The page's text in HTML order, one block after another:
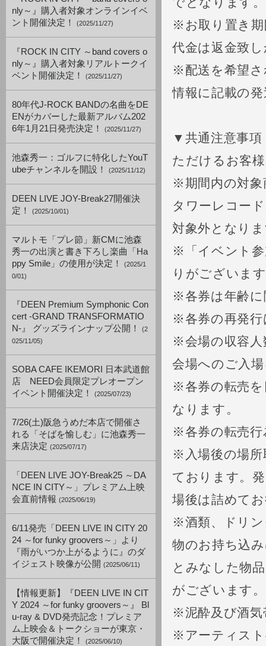
nly～』購入者対象オンラインイベ
ント開催決定！
(2025/11/27)
『ROCK IN CITY ～band covers o
nly～』購入者対象リアルトークイ
ベント開催決定！
(2025/11/27)
80年代J-ROCK BANDの名曲をDE
ENがカバーした最新アルバム202
6年1月21日発売決定！
(2025/11/27)
池森秀一：ゴルフに特化したYouT
ubeチャンネルを開設！
(2025/11/12)
DEEN LIVE JOY-Break27開催決
定！
(2025/10/01)
マルトモ「プレ節」新CMに池森
秀一の出演と書き下ろし楽曲「Ha
ppy Smile」の使用が決定！
(2025/1
0/01)
『DEEN Premium Symphonic Con
cert -GRAND TRANSFORMATIO
N-』 グッズラインナップ公開！
(2
025/11/05)
SOBA CAFE IKEMORI 日本武道館
店 NEED会員限定プレオープン
イベント開催決定！
(2025/07/23)
7/26(土)阪急うめだ本店で開催さ
れる「そばを愉しむ」に池森秀一
来店決定 (2025/07/17)
「DEEN LIVE JOY-Break25 ～DA
NCE IN CITY～」プレミアム上映
会直前情報 (2025/06/19)
6/11発売「DEEN LIVE IN CITY 20
24 ～for funky groovers～」より
『雨がいつか上がるように』のダ
イジェスト映像が公開 (2025/06/11)
【情報更新】『DEEN LIVE IN CIT
Y 2024 ～for funky groovers～』 Bl
u-ray & DVD発売記念！プレミア
ム上映会＆トークショーが東京・
大阪で開催決定！
(2025/06/10)
※お取り置き期
代金は返金致
※配送を希望さ
情報に記載の
▼共通注意事
ただけるお客
※期間内の対象
タワーレコー
対象外となり
※「イベント参
りがございま
※各券は年齢に
※各券の再発行
※会場の収容人
会場へのご入
※各券の転売を
なります。
※各券の転売行
※入場後の場所
ております。
場後は詰めて
※酒類、ドリン
物のお持ち込
とみなした物
がございます
※泥酔及び酒気
※アーティスト